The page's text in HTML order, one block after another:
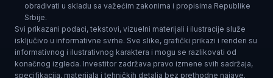
obrađivati u skladu sa važećim zakonima i propisima Republike
Srbije.
Svi prikazani podaci, tekstovi, vizuelni materijali i ilustracije služe
isključivo u informativne svrhe. Sve slike, grafički prikazi i renderi su
informativnog i ilustrativnog karaktera i mogu se razlikovati od
konačnog izgleda. Investitor zadržava pravo izmene svih sadržaja,
specifikacija, materijala i tehničkih detalja bez prethodne najave.